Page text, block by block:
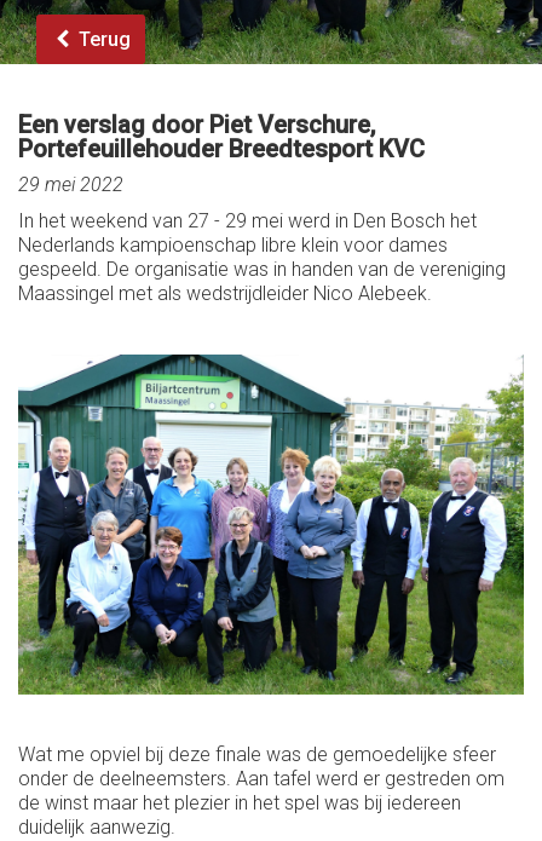
Terug
Een verslag door Piet Verschure,
Portefeuillehouder Breedtesport KVC
29 mei 2022
In het weekend van 27 - 29 mei werd in Den Bosch het
Nederlands kampioenschap libre klein voor dames
gespeeld. De organisatie was in handen van de vereniging
Maassingel met als wedstrijdleider Nico Alebeek.
Wat me opviel bij deze finale was de gemoedelijke sfeer
onder de deelneemsters. Aan tafel werd er gestreden om
de winst maar het plezier in het spel was bij iedereen
duidelijk aanwezig.